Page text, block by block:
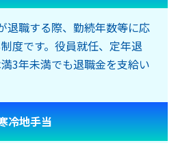
退職する際、勤続年数等に応
度です。役員就任、定年退
3年未満でも退職金を支給い
冷地手当